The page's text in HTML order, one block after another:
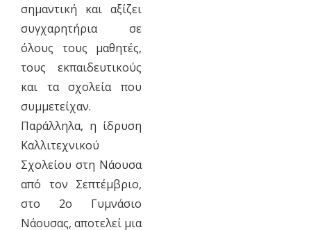
σημαντική και αξίζει
συγχαρητήρια σε
όλους τους μαθητές,
τους εκπαιδευτικούς
και τα σχολεία που
συμμετείχαν.
Παράλληλα, η ίδρυση
Καλλιτεχνικού
Σχολείου στη Νάουσα
από τον Σεπτέμβριο,
στο 2ο Γυμνάσιο
Νάουσας, αποτελεί μια